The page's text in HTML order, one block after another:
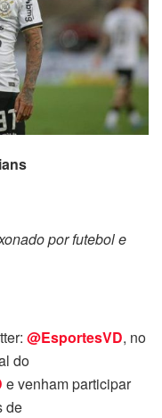
por futebol e
@EsportesVD, no
do
e venham participar
de